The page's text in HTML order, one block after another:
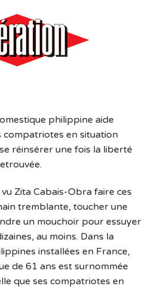
philippine aide
compatriotes en situation
réinsérer une fois la liberté
Zita Cabais-Obra faire ces
tremblante, toucher une
un mouchoir pour essuyer
au moins. Dans la
installées en France,
de 61 ans est surnommée
que ses compatriotes en